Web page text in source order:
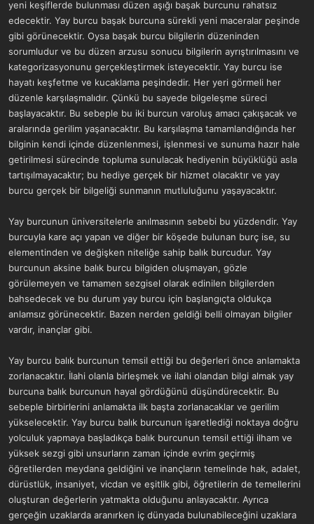
yeni keşiflerde bulunması düzen aşığı başak burcunu rahatsız
edecektir. Yay burcu başak burcuna sürekli yeni maceralar peşinde
gibi görünecektir. Oysa başak burcu bilgilerin düzeninden
sorumludur ve bu düzen arzusu sonucu bilgilerin ayrıştırılmasını ve
kategorizasyonunu gerçekleştirmek isteyecektir. Yay burcu ise
hayatı keşfetme ve kucaklama peşindedir. Her yeri görmeli her
düzenle karşılaşmalıdır. Çünkü bu sayede bilgeleşme süreci
başlayacaktır. Bu sebeple bu iki burcun varoluş amacı çakışacak ve
aralarında gerilim yaşanacaktır. Bu karşılaşma tamamlandığında her
bilginin kendi içinde düzenlenmesi, işlenmesi ve sunuma hazır hale
getirilmesi sürecinde topluma sunulacak hediyenin büyüklüğü asla
tartışılmayacaktır; bu hediye gerçek bir hizmet olacaktır ve yay
burcu gerçek bir bilgeliği sunmanın mutluluğunu yaşayacaktır.
Yay burcunun üniversitelerle anılmasının sebebi bu yüzdendir. Yay
burcuyla kare açı yapan ve diğer bir köşede bulunan burç ise, su
elementinden ve değişken niteliğe sahip balık burcudur. Yay
burcunun aksine balık burcu bilgiden oluşmayan, gözle
görülemeyen ve tamamen sezgisel olarak edinilen bilgilerden
bahsedecek ve bu durum yay burcu için başlangıçta oldukça
anlamsız görünecektir. Bazen nerden geldiği belli olmayan bilgiler
vardır, inançlar gibi.
Yay burcu balık burcunun temsil ettiği bu değerleri önce anlamakta
zorlanacaktır. İlahi olanla birleşmek ve ilahi olandan bilgi almak yay
burcuna balık burcunun hayal gördüğünü düşündürecektir. Bu
sebeple birbirlerini anlamakta ilk başta zorlanacaklar ve gerilim
yükselecektir. Yay burcu balık burcunun işaretlediği noktaya doğru
yolculuk yapmaya başladıkça balık burcunun temsil ettiği ilham ve
yüksek sezgi gibi unsurların zaman içinde evrim geçirmiş
öğretilerden meydana geldiğini ve inançların temelinde hak, adalet,
dürüstlük, insaniyet, vicdan ve eşitlik gibi, öğretilerin de temellerini
oluşturan değerlerin yatmakta olduğunu anlayacaktır. Ayrıca
gerçeğin uzaklarda aranırken iç dünyada bulunabileceğini uzaklara